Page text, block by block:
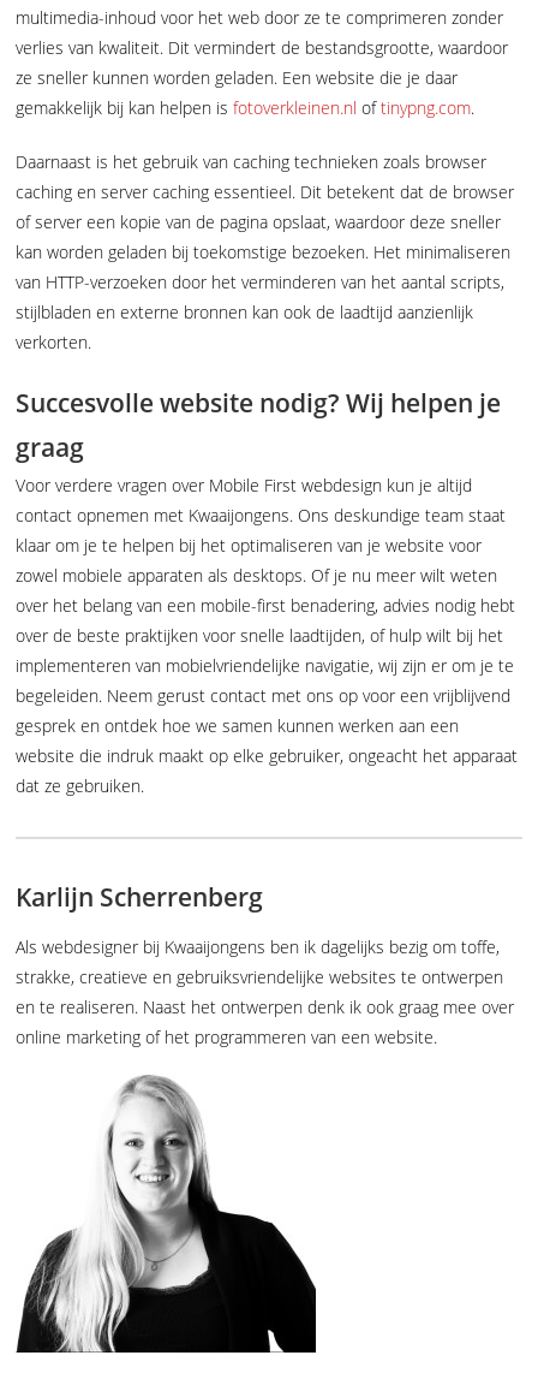
multimedia-inhoud voor het web door ze te comprimeren zonder
verlies van kwaliteit. Dit vermindert de bestandsgrootte, waardoor
ze sneller kunnen worden geladen. Een website die je daar
gemakkelijk bij kan helpen isfotoverkleinen.nl oftinypng.com.
Daarnaast is het gebruik van caching technieken zoals browser
caching en server caching essentieel. Dit betekent dat de browser
of server een kopie van de pagina opslaat, waardoor deze sneller
kan worden geladen bij toekomstige bezoeken. Het minimaliseren
van HTTP-verzoeken door het verminderen van het aantal scripts,
stijlbladen en externe bronnen kan ook de laadtijd aanzienlijk
verkorten.
Succesvolle website nodig? Wij helpen je
graag
Voor verdere vragen over Mobile First webdesign kun je altijd
contact opnemen met Kwaaijongens. Ons deskundige team staat
klaar om je te helpen bij het optimaliseren van je website voor
zowel mobiele apparaten als desktops. Of je nu meer wilt weten
over het belang van een mobile-first benadering, advies nodig hebt
over de beste praktijken voor snelle laadtijden, of hulp wilt bij het
implementeren van mobielvriendelijke navigatie, wij zijn er om je te
begeleiden. Neem gerust contact met ons op voor een vrijblijvend
gesprek en ontdek hoe we samen kunnen werken aan een
website die indruk maakt op elke gebruiker, ongeacht het apparaat
dat ze gebruiken.
Karlijn Scherrenberg
Als webdesigner bij Kwaaijongens ben ik dagelijks bezig om toffe,
strakke, creatieve en gebruiksvriendelijke websites te ontwerpen
en te realiseren. Naast het ontwerpen denk ik ook graag mee over
online marketing of het programmeren van een website.